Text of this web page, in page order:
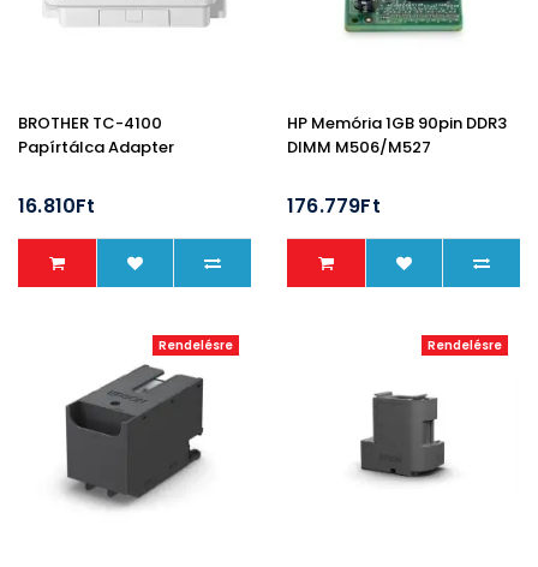
BROTHER TC-4100
Papírtálca Adapter
16.810Ft
HP Memória 1GB 90pin DDR3
DIMM M506/M527
176.779Ft
Rendelésre Rendelésre